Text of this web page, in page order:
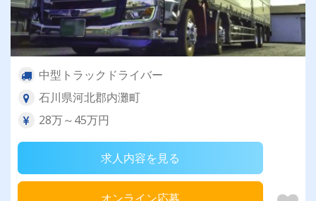
中型トラックドライバー
石川県河北郡内灘町
28万～45万円
求人内容を見る